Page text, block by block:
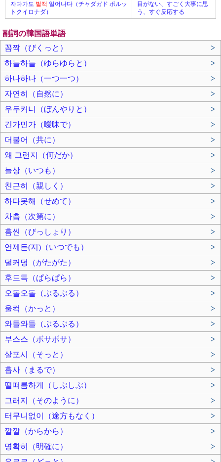
자다가도 벌떡 일어나다（チャダガド ポルッ
トクイロナダ）
目がない、すごく大事に思
う、すぐ反応する
副詞の韓国語単語
꼼짝（びくっと）
>
하늘하늘（ゆらゆらと）
>
하나하나（一つ一つ）
>
자연히（自然に）
>
우두커니（ぼんやりと）
>
긴가민가（曖昧で）
>
더불어（共に）
>
왜 그런지（何だか）
>
늘상（いつも）
>
친근히（親しく）
>
하다못해（せめて）
>
차츰（次第に）
>
흠씬（びっしょり）
>
언제든(지)（いつでも）
>
덜커덩（がたがた）
>
후드득（ぱらぱら）
>
오돌오돌（ぶるぶる）
>
울컥（かっと）
>
와들와들（ぶるぶる）
>
부스스（ボサボサ）
>
살포시（そっと）
>
흡사（まるで）
>
떨떠름하게（しぶしぶ）
>
그러지（そのように）
>
터무니없이（途方もなく）
>
깔깔（からから）
>
명확히（明確に）
>